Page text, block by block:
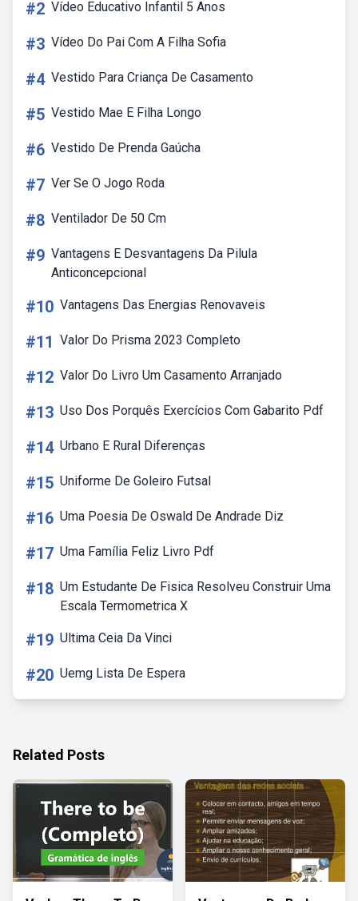
#2 Vídeo Educativo Infantil 5 Anos
#3 Vídeo Do Pai Com A Filha Sofia
#4 Vestido Para Criança De Casamento
#5 Vestido Mae E Filha Longo
#6 Vestido De Prenda Gaúcha
#7 Ver Se O Jogo Roda
#8 Ventilador De 50 Cm
#9 Vantagens E Desvantagens Da Pilula
Anticoncepcional
#10 Vantagens Das Energias Renovaveis
#11 Valor Do Prisma 2023 Completo
#12 Valor Do Livro Um Casamento Arranjado
#13 Uso Dos Porquês Exercícios Com Gabarito Pdf
#14 Urbano E Rural Diferenças
#15 Uniforme De Goleiro Futsal
#16 Uma Poesia De Oswald De Andrade Diz
#17 Uma Família Feliz Livro Pdf
#18 Um Estudante De Fisica Resolveu Construir Uma
Escala Termometrica X
#19 Ultima Ceia Da Vinci
#20 Uemg Lista De Espera
Related Posts